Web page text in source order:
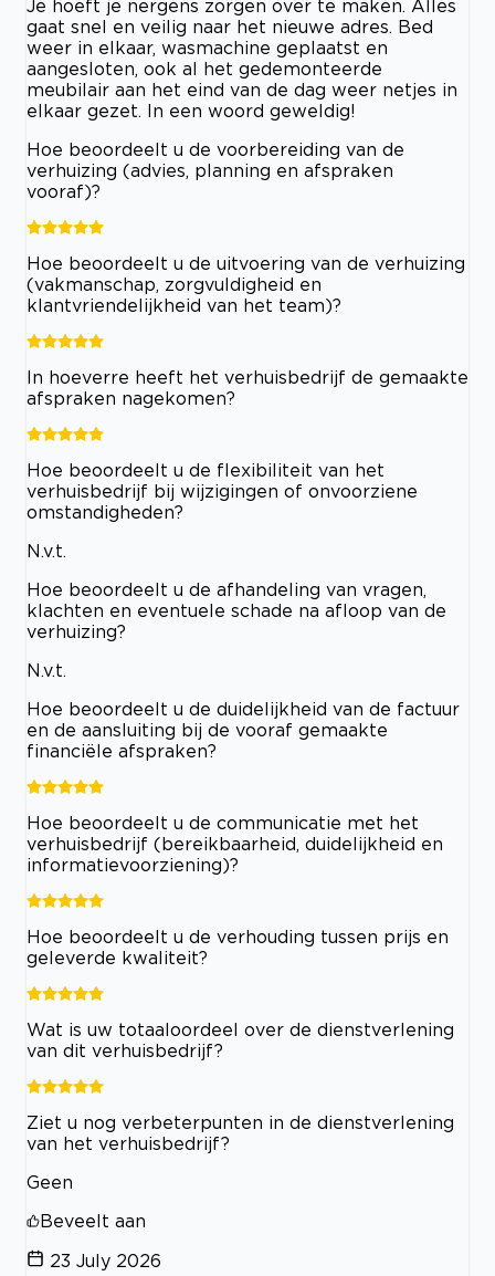
Je hoeft je nergens zorgen over te maken. Alles
gaat snel en veilig naar het nieuwe adres. Bed
weer in elkaar, wasmachine geplaatst en
aangesloten, ook al het gedemonteerde
meubilair aan het eind van de dag weer netjes in
elkaar gezet. In een woord geweldig!
Hoe beoordeelt u de voorbereiding van de
verhuizing (advies, planning en afspraken
vooraf)?
Hoe beoordeelt u de uitvoering van de verhuizing
(vakmanschap, zorgvuldigheid en
klantvriendelijkheid van het team)?
In hoeverre heeft het verhuisbedrijf de gemaakte
afspraken nagekomen?
Hoe beoordeelt u de flexibiliteit van het
verhuisbedrijf bij wijzigingen of onvoorziene
omstandigheden?
N.v.t.
Hoe beoordeelt u de afhandeling van vragen,
klachten en eventuele schade na afloop van de
verhuizing?
N.v.t.
Hoe beoordeelt u de duidelijkheid van de factuur
en de aansluiting bij de vooraf gemaakte
financiële afspraken?
Hoe beoordeelt u de communicatie met het
verhuisbedrijf (bereikbaarheid, duidelijkheid en
informatievoorziening)?
Hoe beoordeelt u de verhouding tussen prijs en
geleverde kwaliteit?
Wat is uw totaaloordeel over de dienstverlening
van dit verhuisbedrijf?
Ziet u nog verbeterpunten in de dienstverlening
van het verhuisbedrijf?
Geen
Beveelt aan
23 July 2026